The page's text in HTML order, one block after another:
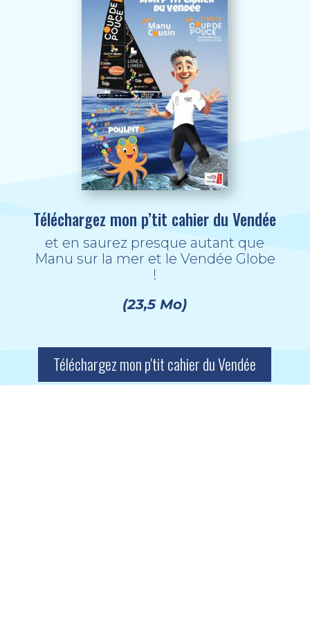
Téléchargez mon p’tit cahier du Vendée
et en saurez presque autant que
Manu sur la mer et le Vendée Globe
!
(23,5 Mo)
Téléchargez mon p'tit cahier du Vendée